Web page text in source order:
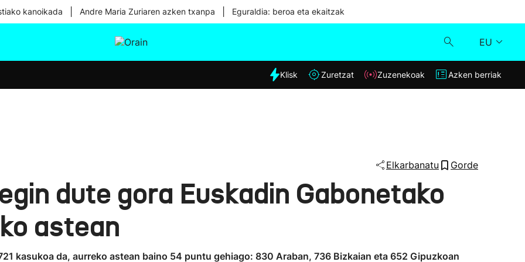
kanoikada Andre Maria Zuriaren azken txanpa Eguraldia: beroa eta ekaitzak
EU
Eguraldia
Klisk
Klisk Zuretzat Zuzenekoak Azken berriak
Elkarbanatu Gorde
dute gora Euskadin Gabonetako
astean
kasukoa da, aurreko astean baino 54 puntu gehiago: 830 Araban, 736 Bizkaian eta 652 Gipuzkoan